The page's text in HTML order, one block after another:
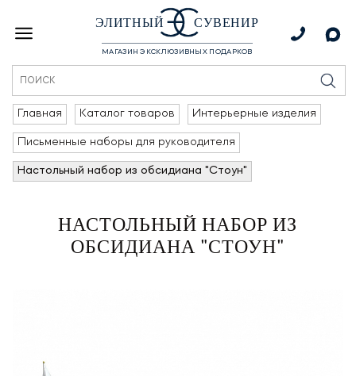
ЭЛИТНЫЙ СУВЕНИР
МАГАЗИН ЭКСКЛЮЗИВНЫХ ПОДАРКОВ
Главная Каталог товаров Интерьерные изделия
Письменные наборы для руководителя
Настольный набор из обсидиана "Стоун"
НАСТОЛЬНЫЙ НАБОР ИЗ
ОБСИДИАНА "СТОУН"